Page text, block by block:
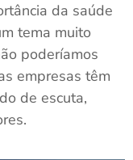
da saúde
tema muito
poderíamos
empresas têm
de escuta,